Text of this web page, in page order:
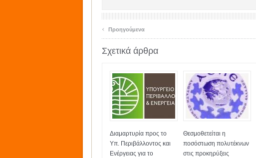
‹ Προηγούμενα
Σχετικά άρθρα
Διαμαρτυρία προς το
Υπ. Περιβάλλοντος και
Ενέργειας για το
Θεσμοθετείται η
ποσόστωση πολυτέκνων
στις προκηρύξεις